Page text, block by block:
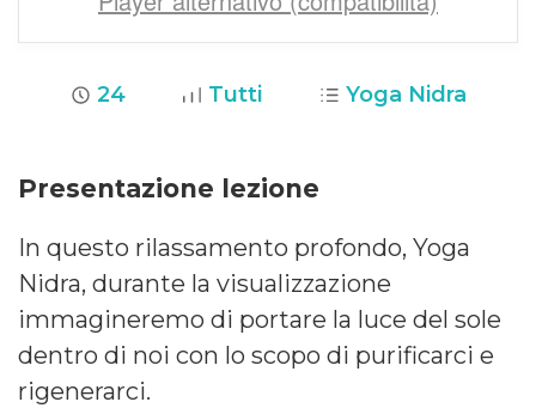
24 Tutti Yoga Nidra
Presentazione lezione
In questo rilassamento profondo, Yoga
Nidra, durante la visualizzazione
immagineremo di portare la luce del sole
dentro di noi con lo scopo di purificarci e
rigenerarci.